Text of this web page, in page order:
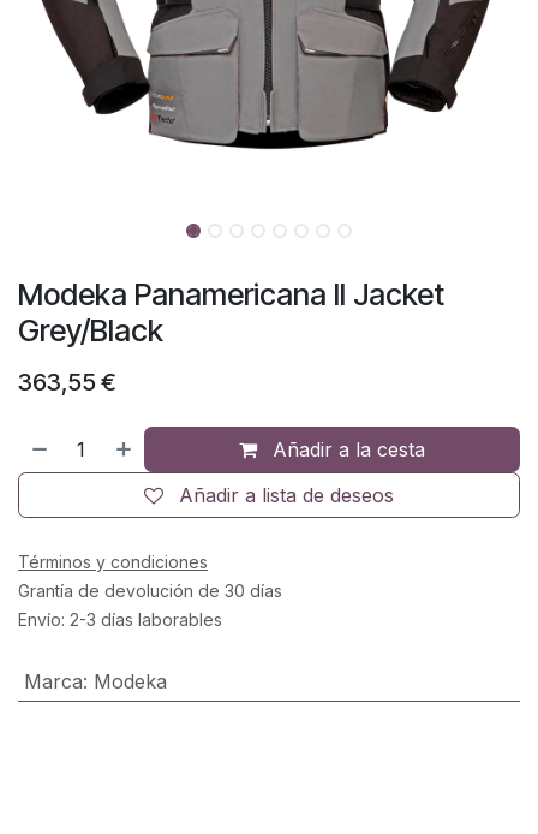
Modeka Panamericana II Jacket
Grey/Black
363,55 €
Añadir a la cesta
Añadir a lista de deseos
Términos y condiciones
Grantía de devolución de 30 días
Envío: 2-3 días laborables
Marca: Modeka